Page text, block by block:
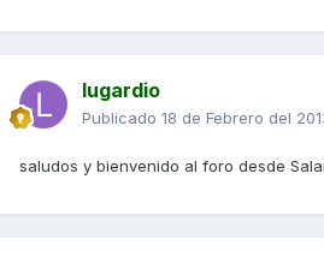
lugardio
Publicado 18 de Febrero del
saludos y bienvenido al foro desde